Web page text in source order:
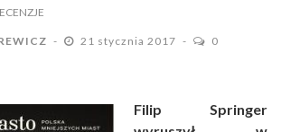
21 stycznia 2017 0
Filip Springer